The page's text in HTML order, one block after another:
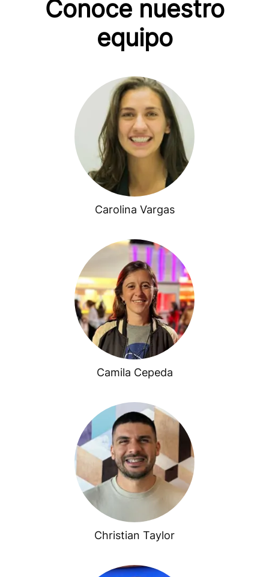
Conoce nuestro
equipo
Carolina Vargas
Camila Cepeda
Christian Taylor